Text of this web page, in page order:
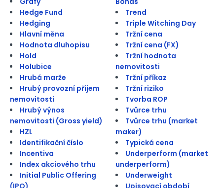
Hedge Fund
Hedging
Hlavní měna
Hodnota dluhopisu
Hold
Holubice
Hrubá marže
Hrubý provozní příjem
nemovitosti
Hrubý výnos
nemovitosti (Gross yield)
HZL
Identifikační číslo
Incentiva
Index akciového trhu
Initial Public Offering
(IPO)
Trend
Triple Witching Day
Tržní cena
Tržní cena (FX)
Tržní hodnota
nemovitosti
Tržní příkaz
Tržní riziko
Tvorba ROP
Tvůrce trhu
Tvůrce trhu (market
maker)
Typická cena
Underperform (market
underperform)
Underweight
Upisovací období